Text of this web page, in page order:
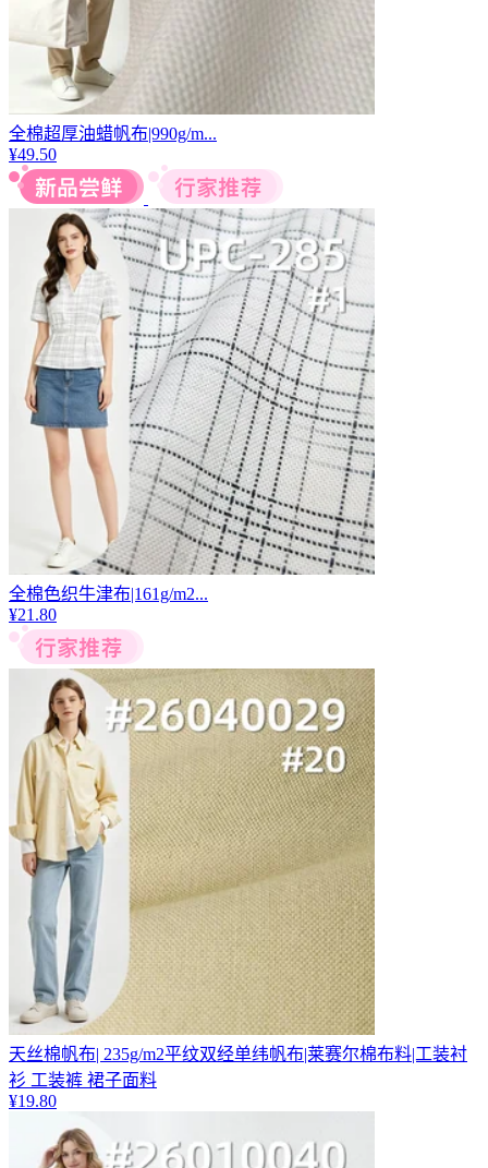
全棉超厚油蜡帆布|990g/m...
¥49.50
全棉色织牛津布|161g/m2...
¥21.80
天丝棉帆布| 235g/m2平纹双经单纬帆布|莱赛尔棉布料|工装衬
衫 工装裤 裙子面料
¥19.80